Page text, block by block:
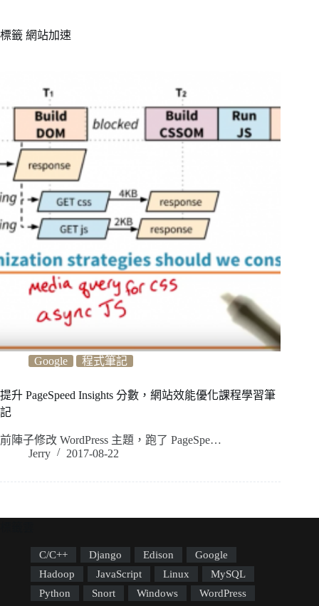
標籤 網站加速
Google 程式筆記
提升 PageSpeed Insights 分數，網站效能優化課程學習筆
記
前陣子修改 WordPress 主題，跑了 PageSpe…
Jerry
2017-08-22
C/C++ Django Edison
Google
Hadoop
JavaScript Linux
MySQL
Python
Snort Windows
WordPress